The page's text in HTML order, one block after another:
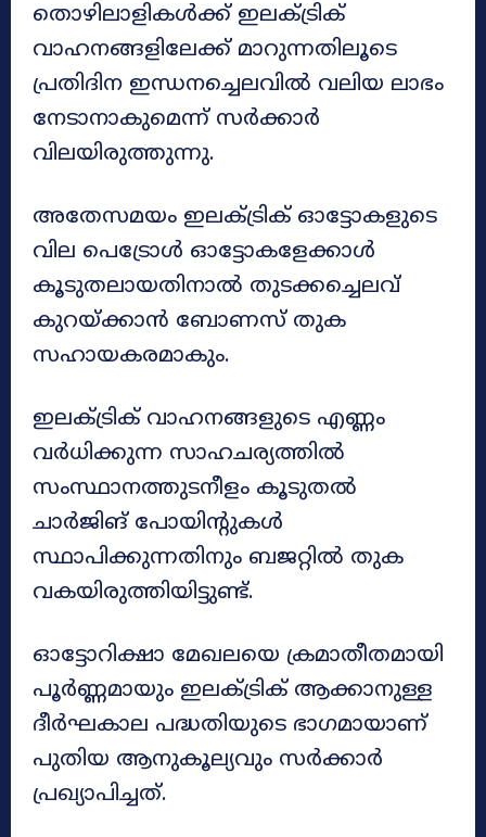
തൊഴിലാളികൾക്ക് ഇലക്ട്രിക്
വാഹനങ്ങളിലേക്ക് മാറുന്നതിലൂടെ
പ്രതിദിന ഇന്ധനച്ചെലവിൽ വലിയ ലാഭം
നേടാനാകുമെന്ന് സർക്കാർ
വിലയിരുത്തുന്നു.
അതേസമയം ഇലക്ട്രിക് ഓട്ടോകളുടെ
വില പെട്രോൾ ഓട്ടോകളേക്കാൾ
കൂടുതലായതിനാൽ തുടക്കച്ചെലവ്
കുറയ്ക്കാൻ ബോണസ് തുക
സഹായകരമാകും.
ഇലക്ട്രിക് വാഹനങ്ങളുടെ എണ്ണം
വർധിക്കുന്ന സാഹചര്യത്തിൽ
സംസ്ഥാനത്തുടനീളം കൂടുതൽ
ചാർജിങ് പോയിന്റുകൾ
സ്ഥാപിക്കുന്നതിനും ബജറ്റിൽ തുക
വകയിരുത്തിയിട്ടുണ്ട്.
ഓട്ടോറിക്ഷാ മേഖലയെ ക്രമാതീതമായി
പൂർണ്ണമായും ഇലക്ട്രിക് ആക്കാനുള്ള
ദീർഘകാല പദ്ധതിയുടെ ഭാഗമായാണ്
പുതിയ ആനുകൂല്യവും സർക്കാർ
പ്രഖ്യാപിച്ചത്.